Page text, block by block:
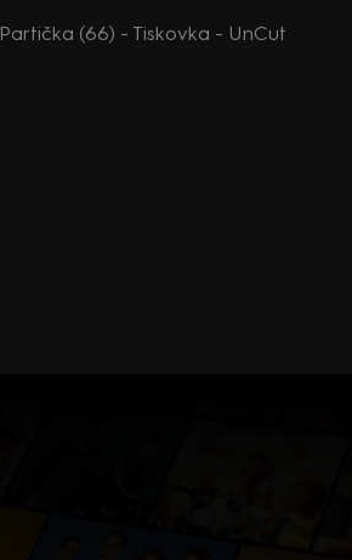
Partička (66) - Tiskovka - UnCut